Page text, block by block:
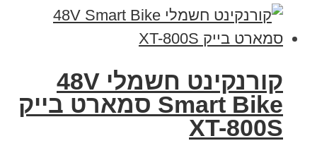
קורנקינט חשמלי 48V
Smart Bike סמארט בייק
XT-800S